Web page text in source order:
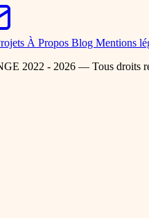
À Propos Blog Mentions
2022 - 2026 — Tous droits